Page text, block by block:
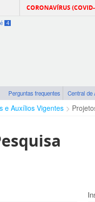
CORONAVÍRUS
4
Perguntas frequentes Central de
e Auxílios Vigentes